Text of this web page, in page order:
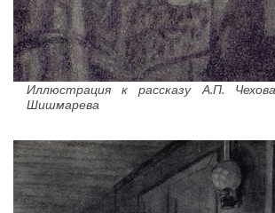
Иллюстрация к рассказу А.П.
Шишмарева